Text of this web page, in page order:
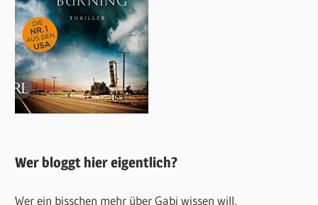
Wer bloggt hier eigentlich?
Wer ein bisschen mehr über Gabi wissen will,